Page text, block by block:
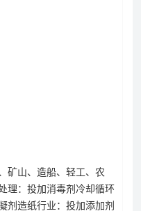
矿山、造船、轻工、农
理：投加消毒剂冷却循环
剂造纸行业：投加添加剂